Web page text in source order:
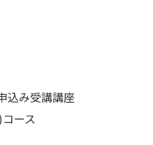
込み受講講座
ース